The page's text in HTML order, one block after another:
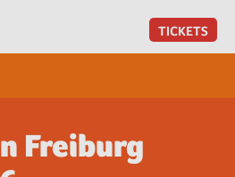
TICKETS
Freiburg